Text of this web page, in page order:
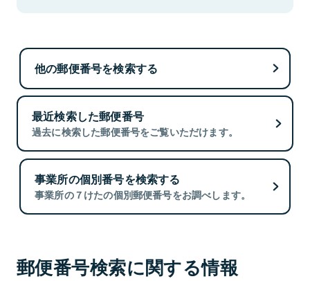
他の郵便番号を検索する
最近検索した郵便番号
過去に検索した郵便番号をご覧いただけます。
事業所の個別番号を検索する
事業所の７けたの個別郵便番号をお調べします。
郵便番号検索に関する情報